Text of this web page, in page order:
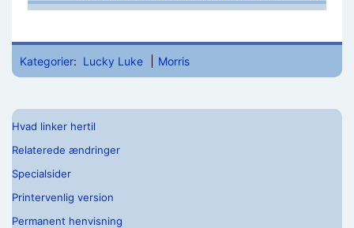
Kategorier: Lucky Luke Morris
Hvad linker hertil
Relaterede ændringer
Specialsider
Printervenlig version
Permanent henvisning